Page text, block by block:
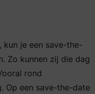
je een save-the-
Zo kunnen zij die dag
rond
Op een save-the-date